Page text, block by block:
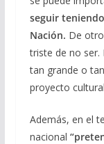
seguir
Nación. De
triste de no ser.
tan grande o
proyecto
Además, en el
nacional